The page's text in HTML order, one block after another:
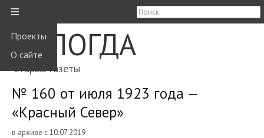
≡
Проекты
О сайте
ВОЛОГДА
старые газеты
№ 160 от июля 1923 года —
«Красный Север»
в архиве с 10.07.2019